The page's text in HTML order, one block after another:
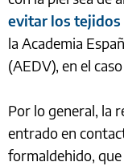
evitar los
la Academia
(AEDV), en el
Por lo general, la
entrado en
formaldehido,